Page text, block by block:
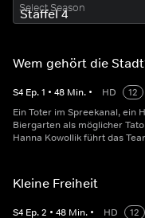
Select Season
Wem gehört die
S4 Ep.1 • 48 Min. • HD
12
Ein Toter im Spreekanal, ein
Biergarten als möglicher
Hanna Kowollik führt das
Kleine Freiheit
S4 Ep.2 • 48 Min. • HD
12